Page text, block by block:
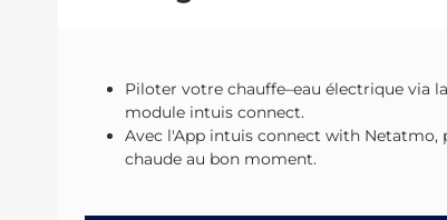
Piloter votre chauffe–eau électrique via
module intuis connect.
Avec l'App intuis connect with Netatmo,
chaude au bon moment.